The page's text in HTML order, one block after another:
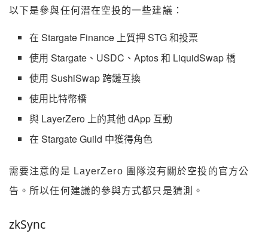
以下是參與任何潛在空投的一些建議：
在 Stargate Finance 上質押 STG 和投票
使用 Stargate、USDC、Aptos 和 LiquidSwap 橋
使用 SushiSwap 跨鏈互換
使用比特幣橋
與 LayerZero 上的其他 dApp 互動
在 Stargate Guild 中獲得角色
需要注意的是 LayerZero 團隊沒有關於空投的官方公
告。所以任何建議的參與方式都只是猜測。
zkSync